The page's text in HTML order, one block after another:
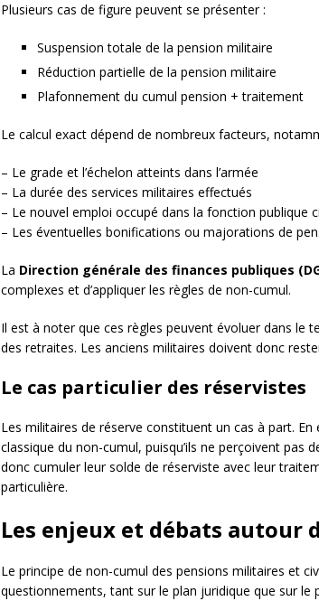
Plusieurs cas de figure peuvent se présenter :
Suspension totale de la pension militaire
Réduction partielle de la pension militaire
Plafonnement du cumul pension + traitement
Le calcul exact dépend de nombreux facteurs,
– Le grade et l’échelon atteints dans l’armée
– La durée des services militaires effectués
– Le nouvel emploi occupé dans la fonction publique
– Les éventuelles bonifications ou majorations de
La Direction générale des finances publiques
complexes et d’appliquer les règles de non-cumul.
Il est à noter que ces règles peuvent évoluer dans le
des retraites. Les anciens militaires doivent donc
Le cas particulier des réservistes
Les militaires de réserve constituent un cas à part.
classique du non-cumul, puisqu’ils ne perçoivent
donc cumuler leur solde de réserviste avec leur
particulière.
Les enjeux et débats autour
Le principe de non-cumul des pensions militaires et
questionnements, tant sur le plan juridique que sur le